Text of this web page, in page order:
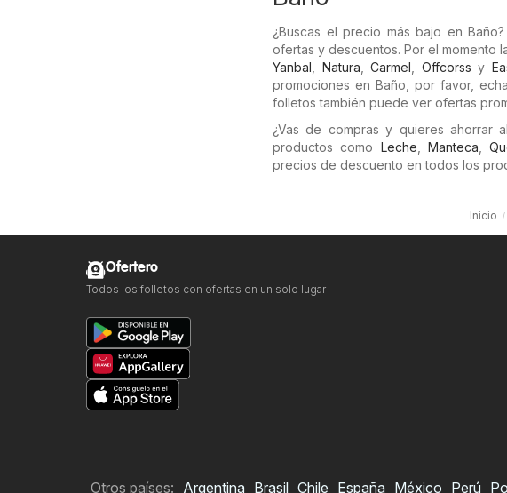
¿Buscas el precio más bajo en
ofertas y descuentos. Por el momento
Yanbal
Natura ,Carmel Offcorss y
promociones en Baño, por favor,
folletos también puede ver ofertas
¿Vas de compras y quieres ahorrar
productos como Leche Manteca ,
precios de descuento en todos los
Inicio
Ofertero
Todos los folletos con ofertas en un solo lugar
Otros países: Argentina Brasil Chile España México Perú